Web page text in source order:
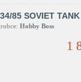
85 SOVIET TANK
Hobby Boss
1